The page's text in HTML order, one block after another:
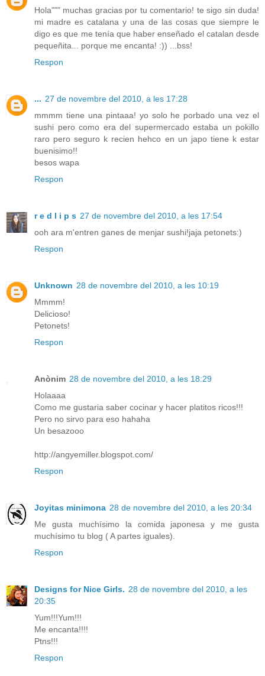
Hola""" muchas gracias por tu comentario! te sigo sin duda!
mi madre es catalana y una de las cosas que siempre le
digo es que me tenía que haber enseñado el catalan desde
pequeñita... porque me encanta! :)) ...bss!
Respon
... 27 de novembre del 2010, a les 17:28
mmmm tiene una pintaaa! yo solo he porbado una vez el
sushi pero como era del supermercado estaba un pokillo
raro pero seguro k recien hehco en un japo tiene k estar
buenisimo!!
besos wapa
Respon
r e d l i p s 27 de novembre del 2010, a les 17:54
ooh ara m'entren ganes de menjar sushi!jaja petonets:)
Respon
Unknown 28 de novembre del 2010, a les 10:19
Mmmm!
Delicioso!
Petonets!
Respon
Anònim 28 de novembre del 2010, a les 18:29
Holaaaa
Como me gustaria saber cocinar y hacer platitos ricos!!!
Pero no sirvo para eso hahaha
Un besazooo
http://angyemiller.blogspot.com/
Respon
Joyitas minimona 28 de novembre del 2010, a les 20:34
Me gusta muchísimo la comida japonesa y me gusta
muchísimo tu blog ( A partes iguales).
Respon
Designs for Nice Girls. 28 de novembre del 2010, a les
20:35
Yum!!!Yum!!!
Me encanta!!!!
Ptns!!!
Respon